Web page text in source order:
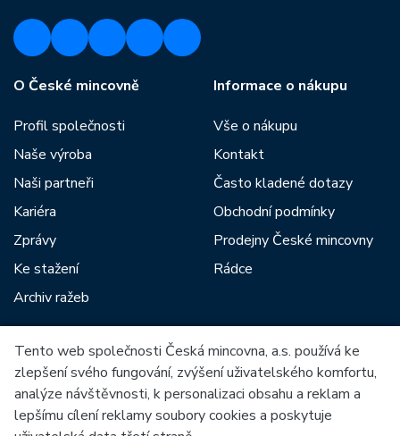
O České mincovně
Profil společnosti
Naše výroba
Naši partneři
Kariéra
Zprávy
Ke stažení
Archiv ražeb
Informace o nákupu
Vše o nákupu
Kontakt
Často kladené dotazy
Obchodní podmínky
Prodejny České mincovny
Rádce
Mezi naše partnery patří:
Tento web společnosti Česká mincovna, a.s. používá ke
zlepšení svého fungování, zvýšení uživatelského komfortu,
analýze návštěvnosti, k personalizaci obsahu a reklam a
lepšímu cílení reklamy soubory cookies a poskytuje